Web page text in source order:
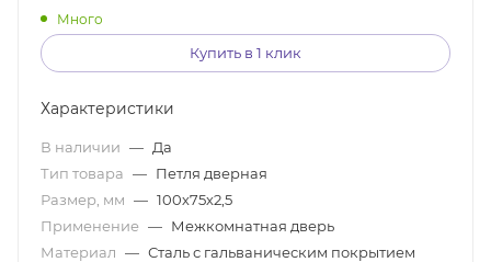
Много
Купить в 1 клик
Характеристики
В наличии — Да
Тип товара — Петля дверная
Размер, мм — 100х75х2,5
Применение — Межкомнатная дверь
Материал — Сталь с гальваническим покрытием